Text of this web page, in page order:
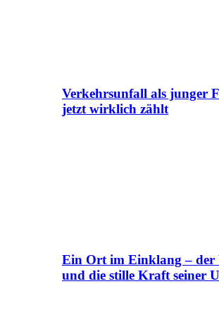
Verkehrsunfall als junger
jetzt wirklich zählt
Ein Ort im Einklang – der
und die stille Kraft seiner